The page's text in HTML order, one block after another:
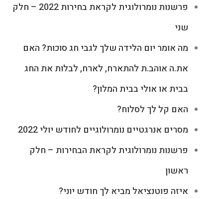
פרשנות נומרולוגית לקראת בחירות 2022 – חלק
שני
מה אומר יום הלידה שלך לגבי חג סוכות? האם
את.ה אוהב.ת להתארח, לארח, לבלות את החג
בבית או אולי בבית המלון?
האם קל לך לסלוח?
מסרים אנרגטיים נומרולוגיים לחודש יולי 2022
פרשנות נומרולוגית לקראת הבחירות – חלק
ראשון
איזה פוטנציאל מביא לך חודש יוני?